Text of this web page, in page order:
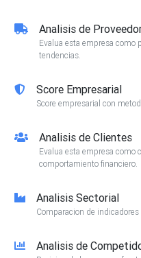
Analisis de
Evalua esta empresa como
tendencias.
Score Empresarial
Score empresarial con
Analisis de Clientes
Evalua esta empresa como
comportamiento financiero.
Analisis Sectorial
Comparacion de
Analisis de